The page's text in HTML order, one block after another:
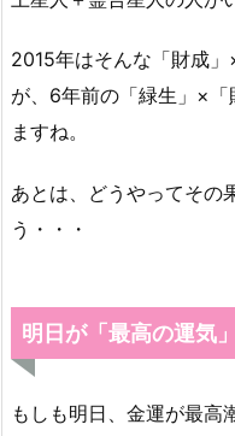
2015年はそんな「財成
が、6年前の「緑生」×「
ますね。
あとは、どうやってその
う・・・
明日が「最高の運気
もしも明日、金運が最高